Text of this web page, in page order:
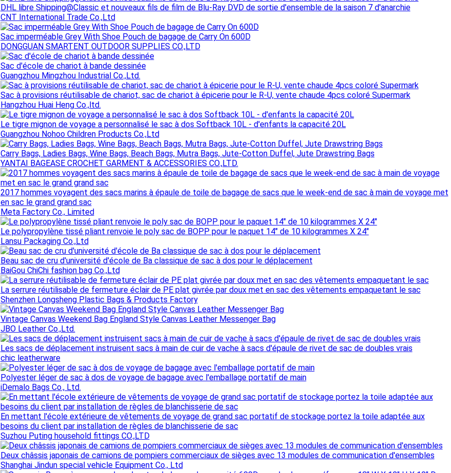
DHL libre Shipping@Classic et nouveaux fils de film de Blu-Ray DVD de sortie d'ensemble de la saison 7 d'anarchie
CNT International Trade Co.,Ltd
Sac imperméable Grey With Shoe Pouch de bagage de Carry On 600D
DONGGUAN SMARTENT OUTDOOR SUPPLIES CO.,LTD
Sac d'école de chariot à bande dessinée
Guangzhou Mingzhou Industrial Co.,Ltd.
Sac à provisions réutilisable de chariot, sac de chariot à épicerie pour le R-U, vente chaude 4pcs coloré Supermark
Hangzhou Huai Heng Co.,ltd.
Le tigre mignon de voyage a personnalisé le sac à dos Softback 10L - d'enfants la capacité 20L
Guangzhou Nohoo Children Products Co.,Ltd
Carry Bags, Ladies Bags, Wine Bags, Beach Bags, Mutra Bags, Jute-Cotton Duffel, Jute Drawstring Bags
YANTAI BAGEASE CROCHET GARMENT & ACCESSORIES CO.,LTD.
2017 hommes voyagent des sacs marins à épaule de toile de bagage de sacs que le week-end de sac à main de voyage met
en sac le grand grand sac
Meta Factory Co., Limited
Le polypropylène tissé pliant renvoie le poly sac de BOPP pour le paquet 14" de 10 kilogrammes X 24"
Lansu Packaging Co.,Ltd
Beau sac de cru d'université d'école de Ba classique de sac à dos pour le déplacement
BaiGou ChiChi fashion bag Co.,Ltd
La serrure réutilisable de fermeture éclair de PE plat givrée par doux met en sac des vêtements empaquetant le sac
Shenzhen Longsheng Plastic Bags & Products Factory
Vintage Canvas Weekend Bag England Style Canvas Leather Messenger Bag
JBO Leather Co.,Ltd.
Les sacs de déplacement instruisent sacs à main de cuir de vache à sacs d'épaule de rivet de sac de doubles vrais
chic leatherware
Polyester léger de sac à dos de voyage de bagage avec l'emballage portatif de main
iDemalo Bags Co., Ltd.
En mettant l'école extérieure de vêtements de voyage de grand sac portatif de stockage portez la toile adaptée aux
besoins du client par installation de règles de blanchisserie de sac
Suzhou Puting household fittings CO.,LTD
Deux châssis japonais de camions de pompiers commerciaux de sièges avec 13 modules de communication d'ensembles
Shanghai Jindun special vehicle Equipment Co., Ltd